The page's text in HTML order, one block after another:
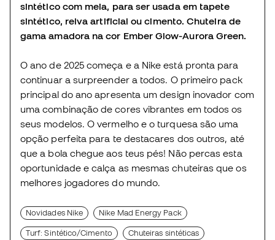
sintético com meia, para ser usada em tapete
sintético, relva artificial ou cimento. Chuteira de
gama amadora na cor Ember Glow-Aurora Green.
O ano de 2025 começa e a Nike está pronta para
continuar a surpreender a todos. O primeiro pack
principal do ano apresenta um design inovador com
uma combinação de cores vibrantes em todos os
seus modelos. O vermelho e o turquesa são uma
opção perfeita para te destacares dos outros, até
que a bola chegue aos teus pés! Não percas esta
oportunidade e calça as mesmas chuteiras que os
melhores jogadores do mundo.
Novidades Nike Nike Mad Energy Pack
Turf: Sintético/Cimento Chuteiras sintéticas